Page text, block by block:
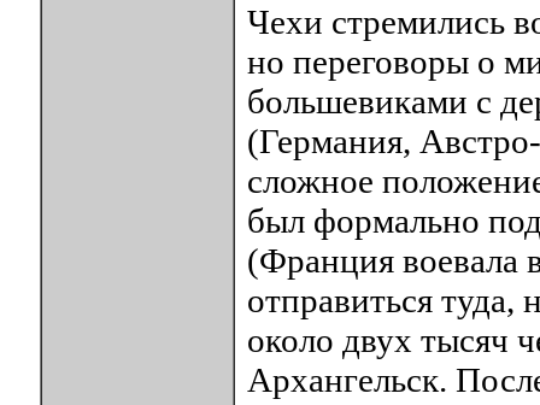
Чехи стремились
но переговоры о
большевиками с
(Германия,
сложное
был формально
(Франция воевала
отправиться туда,
около двух тысяч
Архангельск.